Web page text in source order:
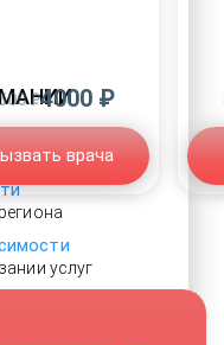
услуг
₽4000 ₽
врача